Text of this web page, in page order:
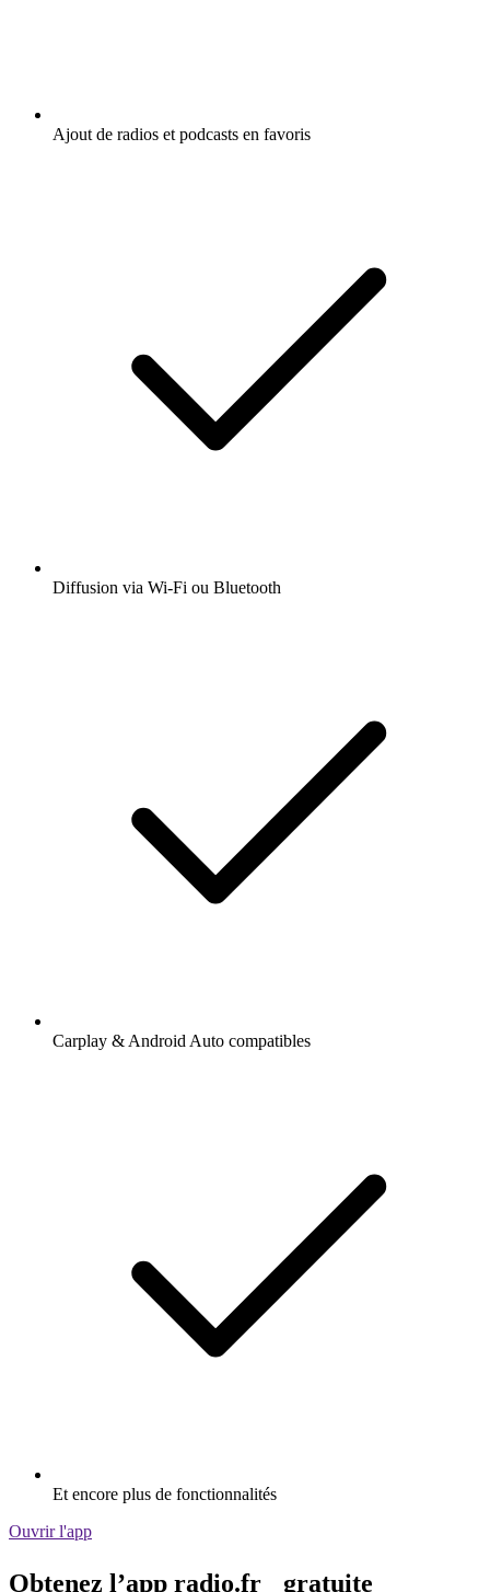
Ajout de radios et podcasts en favoris
Diffusion via Wi-Fi ou Bluetooth
Carplay & Android Auto compatibles
Et encore plus de fonctionnalités
Ouvrir l'app
Obtenez l’app radio.fr gratuite